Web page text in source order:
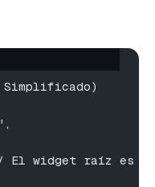
Simplificado)
El widget raíz es